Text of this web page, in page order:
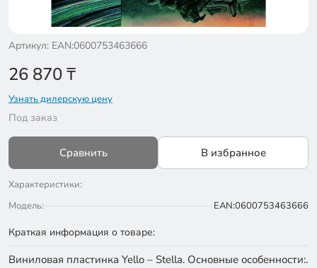
Артикул: EAN:0600753463666
26 870₸
Узнать дилерскую цену
Под заказ
Сравнить В избранное
Характеристики:
Модель:
EAN:0600753463666
Краткая информация о товаре:
Виниловая пластинка Yello – Stella. Основные особенности:.